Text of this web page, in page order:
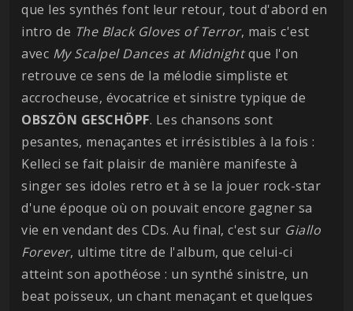
que les synthés font leur retour, tout d'abord en
intro de The Black Gloves of Terror, mais c'est
avec My Scalpel Dances at Midnightque l'on
retrouve ce sens de la mélodie simpliste et
accrocheuse, évocatrice et sinistre typique de
OBSZÖN GESCHÖPF. Les chansons sont
pesantes, menaçantes et irrésistibles à la fois :
Kelleci se fait plaisir de manière manifeste à
singer ses idoles retro et à se la jouer rock-star
d'une époque où on pouvait encore gagner sa
vie en vendant des CDs. Au final, c'est sur Giallo
Forever, ultime titre de l'album, que celui-ci
atteint son apothéose : un synthé sinistre, un
beat poisseux, un chant menaçant et quelques